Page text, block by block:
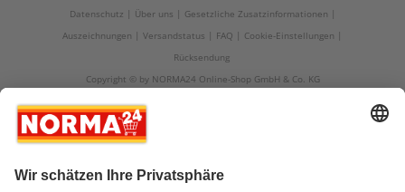
Datenschutz
Über uns
Gesetzliche Zusatzinformationen
Auszeichnungen
Versandstatus FAQ
Cookie-Einstellungen
Rücksendung
Copyright © by NORMA24 Online-Shop GmbH & Co. KG